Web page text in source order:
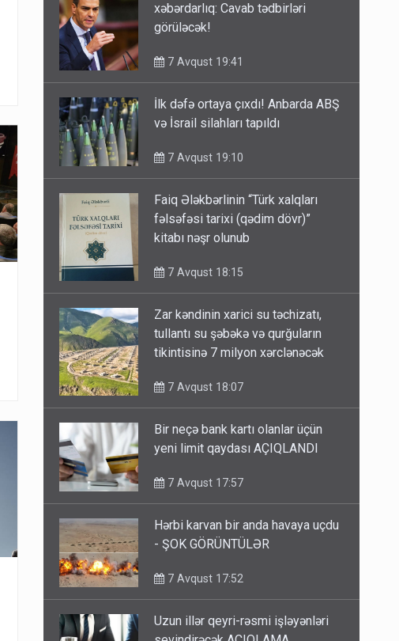
xəbərdarlıq: Cavab tədbirləri
görüləcək!
7 Avqust 19:41
İlk dəfə ortaya çıxdı! Anbarda ABŞ
və İsrail silahları tapıldı
7 Avqust 19:10
Faiq Ələkbərlinin “Türk xalqları
fəlsəfəsi tarixi (qədim dövr)”
kitabı nəşr olunub
7 Avqust 18:15
Zar kəndinin xarici su təchizatı,
tullantı su şəbəkə və qurğuların
tikintisinə 7 milyon xərclənəcək
7 Avqust 18:07
Bir neçə bank kartı olanlar üçün
yeni limit qaydası AÇIQLANDI
7 Avqust 17:57
Hərbi karvan bir anda havaya uçdu
- ŞOK GÖRÜNTÜLƏR
7 Avqust 17:52
Uzun illər qeyri-rəsmi işləyənləri